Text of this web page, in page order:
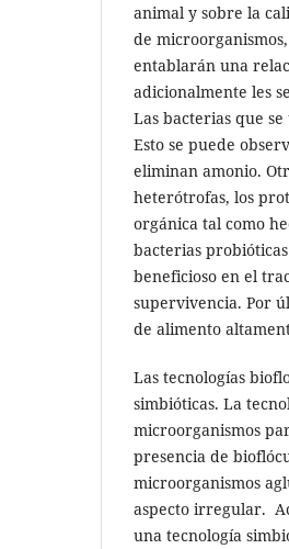
animal y sobre la
de
entablarán una
adicionalmente les
Las bacterias que
Esto se puede
eliminan amonio.
heterótrofas, los
orgánica tal como
bacterias
beneficioso en el
supervivencia. Por
de alimento
Las tecnologías
simbióticas. La
microorganismos
presencia de
microorganismos
aspecto irregular.
una tecnología